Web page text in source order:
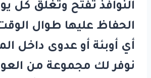
النوافذ تفتح وتغلق كل
الحفاظ عليها طوال
أي أوبئة أو عدوى داخل
نوفر لك مجموعة من